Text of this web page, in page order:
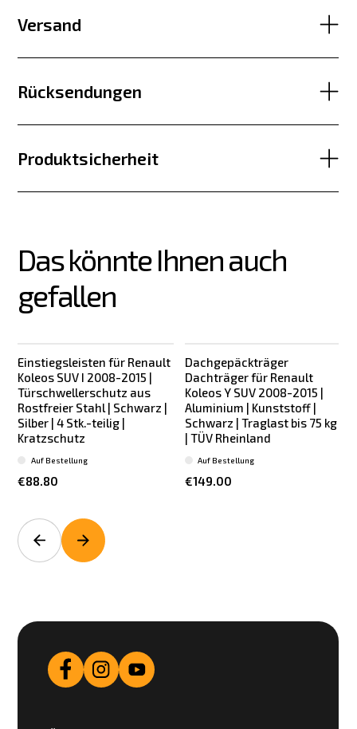
Versand
Rücksendungen
Produktsicherheit
Das könnte Ihnen auch
gefallen
Einstiegsleisten für Renault
Koleos SUV I 2008-2015 |
Türschwellerschutz aus
Rostfreier Stahl | Schwarz |
Silber | 4 Stk.-teilig |
Kratzschutz
€88.80
Auf Bestellung
Dachgepäckträger
Dachträger für Renault
Koleos Y SUV 2008-2015 |
Aluminium | Kunststoff |
Schwarz | Traglast bis 75 kg
| TÜV Rheinland
€149.00
Auf Bestellung